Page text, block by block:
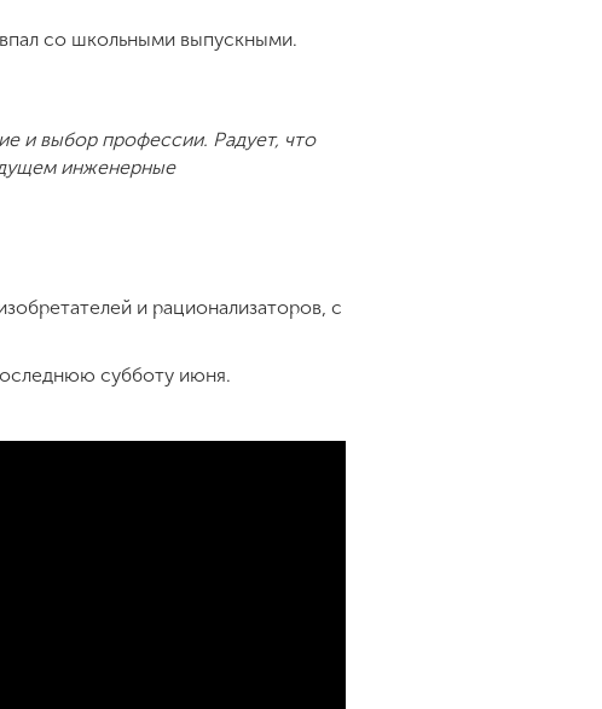
со школьными выпускными.
и выбор профессии. Радует, что
инженерные
и рационализаторов, с
субботу июня.